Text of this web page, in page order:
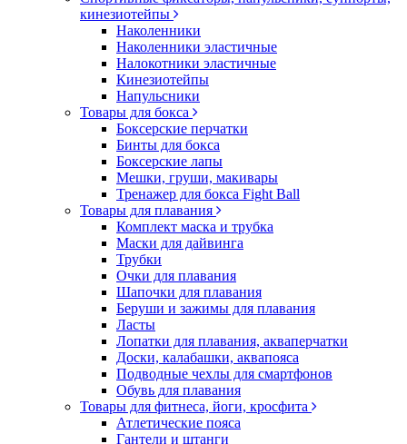
кинезиотейпы
Наколенники
Наколенники эластичные
Налокотники эластичные
Кинезиотейпы
Напульсники
Товары для бокса
Боксерские перчатки
Бинты для бокса
Боксерские лапы
Мешки, груши, макивары
Тренажер для бокса Fight Ball
Товары для плавания
Комплект маска и трубка
Маски для дайвинга
Трубки
Очки для плавания
Шапочки для плавания
Беруши и зажимы для плавания
Ласты
Лопатки для плавания, акваперчатки
Доски, калабашки, аквапояса
Подводные чехлы для смартфонов
Обувь для плавания
Товары для фитнеса, йоги, кросфита
Атлетические пояса
Гантели и штанги